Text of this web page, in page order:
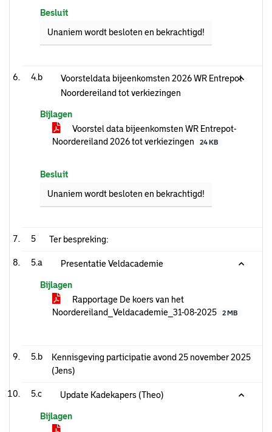
Besluit
Unaniem wordt besloten en bekrachtigd!
4.b
Voorsteldata bijeenkomsten 2026 WR Entrepot
Noordereiland tot verkiezingen
Bijlagen
Voorstel data bijeenkomsten WR Entrepot-
Noordereiland 2026 tot verkiezingen
24 KB
Besluit
Unaniem wordt besloten en bekrachtigd!
5 Ter bespreking:
5.a Presentatie Veldacademie
Bijlagen
Rapportage De koers van het
Noordereiland_Veldacademie_31-08-2025
2 MB
5.b
Kennisgeving participatie avond 25 november 2025
(Jens)
5.c Update Kadekapers (Theo)
Bijlagen